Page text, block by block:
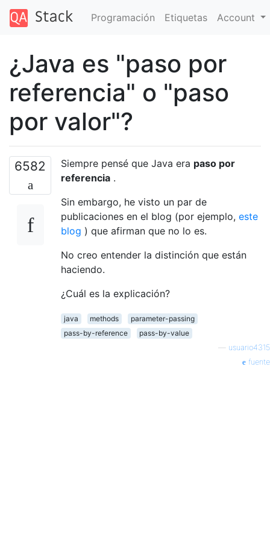
Programación Etiquetas Account
¿Java es "paso por
referencia" o "paso
por valor"?
6582 Siempre pensé que Java era paso por
referencia .
Sin embargo, he visto un par de
publicaciones en el blog (por ejemplo, este
blog ) que afirman que no lo es.
No creo entender la distinción que están
haciendo.
¿Cuál es la explicación?
java methods
parameter-passing
pass-by-reference
pass-by-value
usuario4315
fuente